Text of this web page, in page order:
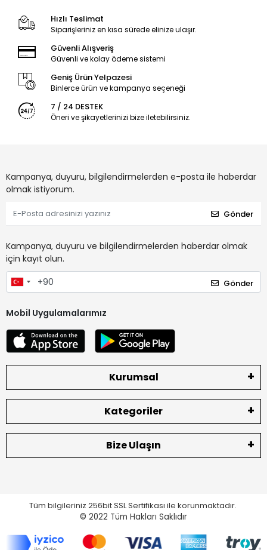
Hızlı Teslimat
Siparişleriniz en kısa sürede elinize ulaşır.
Güvenli Alışveriş
Güvenli ve kolay ödeme sistemi
Geniş Ürün Yelpazesi
Binlerce ürün ve kampanya seçeneği
7 / 24 DESTEK
Öneri ve şikayetlerinizi bize iletebilirsiniz.
Kampanya, duyuru, bilgilendirmelerden e-posta ile haberdar
olmak istiyorum.
Gönder
Kampanya, duyuru ve bilgilendirmelerden haberdar olmak
için kayıt olun.
Gönder
Mobil Uygulamalarımız
Kurumsal
Kategoriler
Bize Ulaşın
Tüm bilgileriniz 256bit SSL Sertifikası ile korunmaktadır.
© 2022 Tüm Hakları Saklıdır